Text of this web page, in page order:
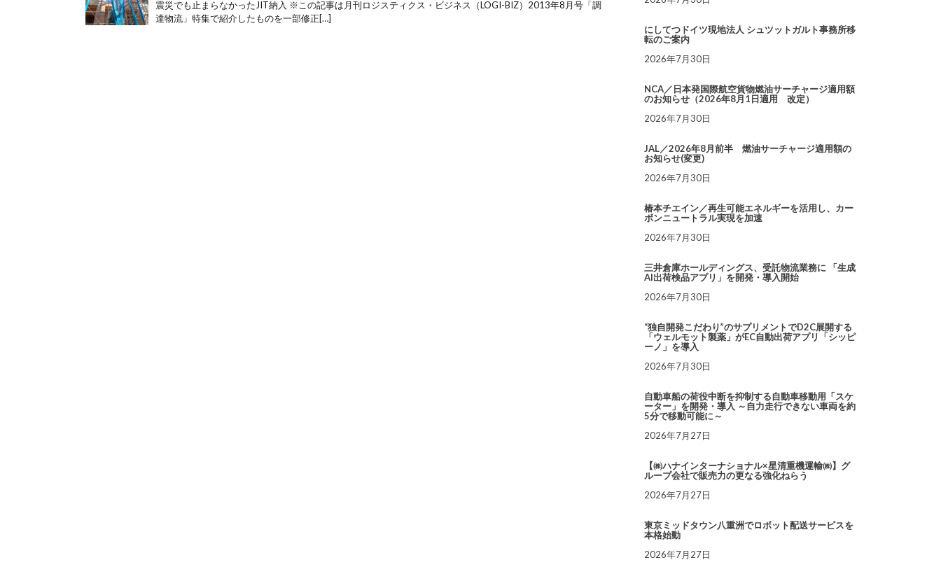
震災でも止まらなかったJIT納入 ※この記事は月刊ロジスティクス・ビジネス（LOGI-BIZ）2013年8月号「調
達物流」特集で紹介したものを一部修正[…]
にしてつドイツ現地法人 シュツットガルト事務所移
転のご案内
2026年7月30日
NCA／日本発国際航空貨物燃油サーチャージ適用額
のお知らせ（2026年8月1日適用 改定）
2026年7月30日
JAL／2026年8月前半 燃油サーチャージ適用額の
お知らせ(変更)
2026年7月30日
椿本チエイン／再生可能エネルギーを活用し、カー
ボンニュートラル実現を加速
2026年7月30日
三井倉庫ホールディングス、受託物流業務に 「生成
AI出荷検品アプリ」を開発・導入開始
2026年7月30日
“独自開発こだわり”のサプリメントでD2C展開する
「ウェルモット製薬」がEC自動出荷アプリ「シッピ
ーノ」を導入
2026年7月30日
自動車船の荷役中断を抑制する自動車移動用「スケ
ーター」を開発・導入 ～自力走行できない車両を約
5分で移動可能に～
2026年7月27日
【㈱ハナインターナショナル×星清重機運輸㈱】グ
ループ会社で販売力の更なる強化ねらう
2026年7月27日
東京ミッドタウン八重洲でロボット配送サービスを
本格始動
2026年7月27日